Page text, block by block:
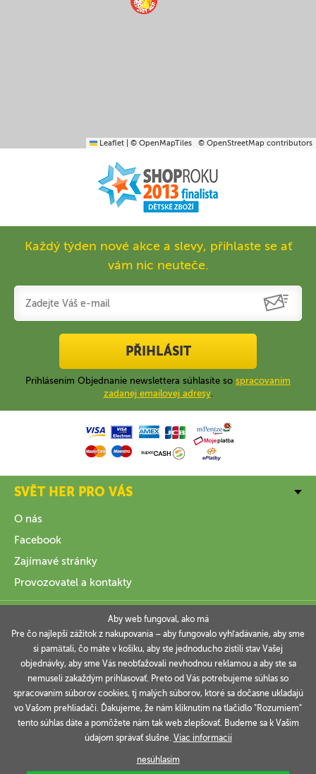
Leaflet © OpenMapTiles © OpenStreetMap contributors
Každý týden nové akce a slevy, přihlaste se ať
vám nic neuteče.
PŘIHLÁSIT
Prihlásením Objednanie newslettera súhlasíte so spracovaním
zadanej emailovej adresy.
SVĚT HER PRO VÁS
O nás
Facebook
Zajímavé stránky
Provozovatel a kontakty
INFORMACE
VAŠE OBJEDNÁVKY
Technicky zajišťujeSimplia.cz.
Aby web fungoval, ako má
Pre čo najlepší zážitok z nakupovania – aby fungovalo vyhľadávanie, aby sme
si pamätali, čo máte v košíku, aby ste jednoducho zistili stav Vašej
objednávky, aby sme Vás neobťažovali nevhodnou reklamou a aby ste sa
nemuseli zakaždým prihlasovať. Preto od Vás potrebujeme súhlas so
spracovaním súborov cookies, tj malých súborov, ktoré sa dočasne ukladajú
vo Vašom prehliadači. Ďakujeme, že nám kliknutím na tlačidlo "Rozumiem"
tento súhlas dáte a pomôžete nám tak web zlepšovať. Budeme sa k Vašim
údajom správať slušne. Viac informacií
nesúhlasím